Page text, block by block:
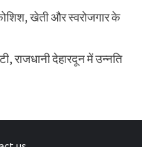
खेती और स्वरोजगार के
राजधानी देहारदून में उन्नति